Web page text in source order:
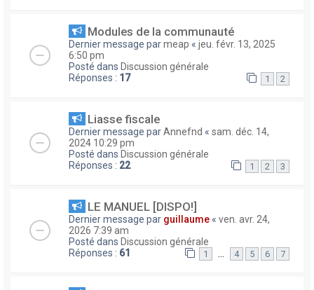
Modules de la communauté
Dernier message parmeap « jeu. févr. 13, 2025
6:50 pm
Posté dans Discussion générale
Réponses : 17 1 2
Liasse fiscale
Dernier message parAnnefnd « sam. déc. 14,
2024 10:29 pm
Posté dans Discussion générale
Réponses : 22 1 2 3
LE MANUEL [DISPO!]
Dernier message par guillaume « ven. avr. 24,
2026 7:39 am
Posté dans Discussion générale
Réponses : 61 1 … 4 5 6 7